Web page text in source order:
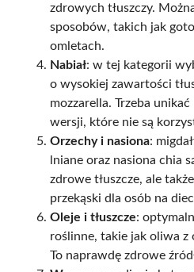
zdrowych tłuszczy.
sposobów, takich jak
omletach.
Nabiał: w tej kategorii
o wysokiej zawartości
mozzarella. Trzeba
wersji, które nie są
Orzechy i nasiona:
lniane oraz nasiona chia
zdrowe tłuszcze, ale
przekąski dla osób na
Oleje i tłuszcze:
roślinne, takie jak oliwa z
To naprawdę zdrowe